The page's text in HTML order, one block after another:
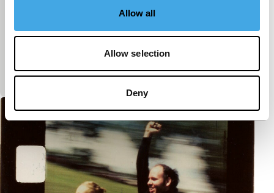
Allow all
Allow selection
Deny
Short: Starting from Scratch
tafeltjes in een grote hal die in korte tijd door even
zovele studenten worden bemand.